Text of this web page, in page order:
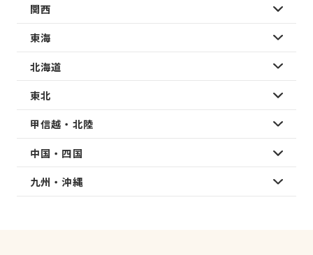
関西
東海
北海道
東北
甲信越・北陸
中国・四国
九州・沖縄